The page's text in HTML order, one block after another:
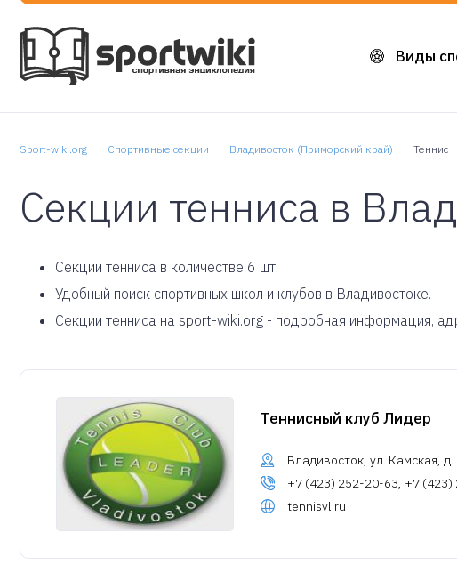
Виды
Sport-wiki.org Спортивные секции Владивосток (Приморский край) Теннис
Секции тенниса в
Cекции тенниса в количестве 6 шт.
Удобный поиск спортивных школ и клубов в Владивостоке.
Секции тенниса на sport-wiki.org - подробная информация,
Теннисный клуб Лидер
Владивосток, ул. Камская, д.
+7 (423) 252-20-63, +7
tennisvl.ru